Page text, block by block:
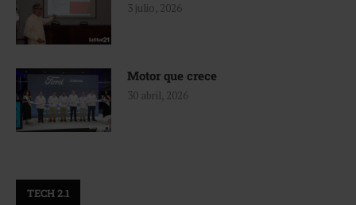
3 julio, 2026
Motor que crece
30 abril, 2026
TECH 2.1